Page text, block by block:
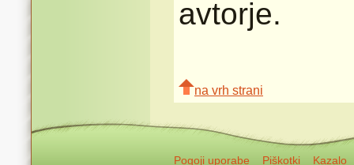
avtorje.
na vrh strani
Pogoji uporabe Piškotki Kazalo